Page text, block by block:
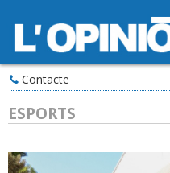
Contacte
ESPORTS